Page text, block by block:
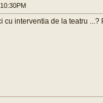
cu interventia de la teatru